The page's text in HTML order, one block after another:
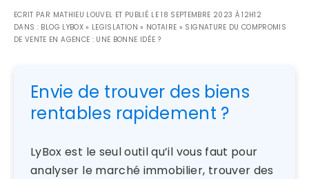
ECRIT PAR MATHIEU LOUVEL ET PUBLIÉ LE18 SEPTEMBRE 2023 À 12H12
DANS : BLOG LYBOX» LEGISLATION » NOTAIRE » SIGNATURE DU COMPROMIS
DE VENTE EN AGENCE : UNE BONNE IDÉE ?
Envie de trouver des biens
rentables rapidement ?
LyBox est le seul outil qu’il vous faut pour
analyser le marché immobilier, trouver des